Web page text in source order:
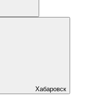
Хабаровск